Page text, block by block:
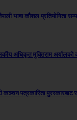
भाषा कौशल प्रतियोगिता
अधिकृत मुक्तिराम अर्यालको
कञ्चन पत्रकारिता पुरस्कारबाट